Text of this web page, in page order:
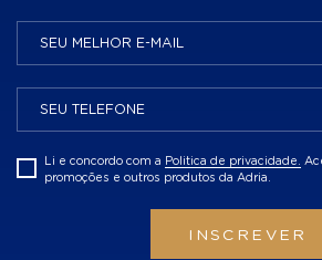
Li e concordo com a Politica de privacidade.
promoções e outros produtos da Adria.
INSCREVER